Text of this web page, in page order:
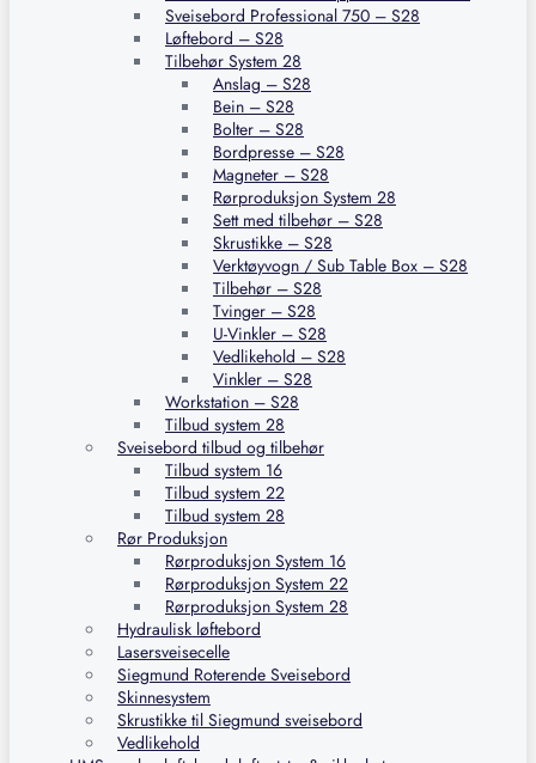
Sveisebord Professional 750 – S28
Løftebord – S28
Tilbehør System 28
Anslag – S28
Bein – S28
Bolter – S28
Bordpresse – S28
Magneter – S28
Rørproduksjon System 28
Sett med tilbehør – S28
Skrustikke – S28
Verktøyvogn / Sub Table Box – S28
Tilbehør – S28
Tvinger – S28
U-Vinkler – S28
Vedlikehold – S28
Vinkler – S28
Workstation – S28
Tilbud system 28
Sveisebord tilbud og tilbehør
Tilbud system 16
Tilbud system 22
Tilbud system 28
Rør Produksjon
Rørproduksjon System 16
Rørproduksjon System 22
Rørproduksjon System 28
Hydraulisk løftebord
Lasersveisecelle
Siegmund Roterende Sveisebord
Skinnesystem
Skrustikke til Siegmund sveisebord
Vedlikehold